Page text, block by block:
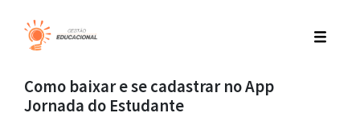
Como baixar e se cadastrar no App
Jornada do Estudante